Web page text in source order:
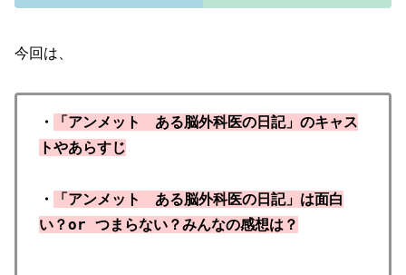
今回は、
・
「アンメット ある脳外科医の日記」のキャス
トやあらすじ
・
「アンメット ある脳外科医の日記」は面白
い？or つまらない？みんなの感想は？